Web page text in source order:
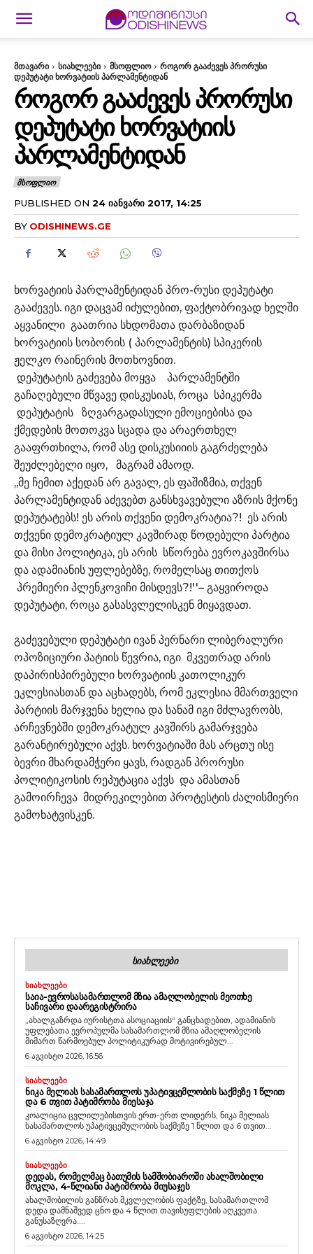
მთავარი სიახლეები მსოფლიო
როგორ გააძევეს პრორუსი
დეპუტატი ხორვატიის პარლამენტიდან
ᲠᲝᲒᲝᲠ ᲒᲐᲐᲫᲔᲕᲔᲡ ᲞᲠᲝᲠᲣᲡᲘ
ᲓᲔᲞᲣᲢᲐᲢᲘ ᲮᲝᲠᲕᲐᲢᲘᲘᲡ
ᲞᲐᲠᲚᲐᲛᲔᲜᲢᲘᲓᲐᲜ
ᲛᲡᲝᲤᲚᲘᲝ
PUBLISHED ON 24 ᲘᲐᲜᲕᲐᲠᲘ 2017, 14:25
BY ODISHINEWS.GE
ხორვატიის პარლამენტიდან პრო-რუსი დეპუტატი
გააძევეს. იგი დაცვამ იძულებით, ფაქტობრივად ხელში
აყვანილი გაათრია სხდომათა დარბაზიდან
ხორვატიის სობორის ( პარლამენტის) სპიკერის
ჟელკო რაინერის მოთხოვნით.
დეპუტატის გაძევება მოყვა პარლამენტში
გაჩაღებული მწვავე დისკუსიას, როცა სპიკერმა
დეპუტატის ზღვარგადასული ემოციებისა და
ქმედების მოთოკვა სცადა და არაერთხელ
გააფრთხილა, რომ ასე დისკუსიიის გაგრძელება
შეუძლებელი იყო, მაგრამ ამაოდ.
,,მე ჩემით აქედან არ გავალ, ეს ფაშიზმია, თქვენ
პარლამენტიდან აძევებთ განსხვავებული აზრის მქონე
დეპუტატებს! ეს არის თქვენი დემოკრატია?! ეს არის
თქვენი დემოკრატიულ კავშირად წოდებული პარტია
და მისი პოლიტიკა, ეს არის სწორება ევროკავშირსა
და ადამიანის უფლებებზე, რომელსაც თითქოს
პრემიერი პლენკოვიჩი მისდევს?!''– გაყვიროდა
დეპუტატი, როცა გასასვლელისკენ მიყავდათ.
გაძევებული დეპუტატი ივან პერნარი ლიბერალური
ოპოზიციური პატიის წევრია, იგი მკვეთრად არის
დაპირისპირებული ხორვატიის კათოლიკურ
ეკლესიასთან და აცხადებს, რომ ეკლესია მმართველი
პარტიის მარჯვენა ხელია და სანამ იგი მძლავრობს,
არჩევნებში დემოკრატულ კავშირს გამარჯვება
გარანტირებული აქვს. ხორვატიაში მას არცთუ ისე
ბევრი მხარდამჭერი ყავს, რადგან პრორუსი
პოლიტიკოსის რეპუტაცია აქვს და ამასთან
გამოირჩევა მიდრეკილებით პროტესტის ძალისმიერი
გამოხატვისკენ.
ᲡᲘᲐᲮᲚᲔᲔᲑᲘ
ᲡᲘᲐᲮᲚᲔᲔᲑᲘ
ᲡᲐᲘᲐ-ᲔᲕᲠᲝᲡᲐᲡᲐᲛᲐᲠᲗᲚᲝᲛ ᲛᲖᲘᲐ ᲐᲛᲐᲦᲚᲝᲑᲔᲚᲘᲡ ᲛᲔᲝᲗᲮᲔ
ᲡᲐᲩᲘᲕᲐᲠᲘ ᲓᲐᲐᲠᲔᲒᲘᲡᲢᲠᲘᲠᲐ
„ახალგაზრდა იურისტთა ასოციაციის“ განცხადებით, ადამიანის
უფლებათა ევროპულმა სასამართლომ მზია ამაღლობელის
მიმართ წარმოებულ პოლიტიკურად მოტივირებულ...
6 აგვისტო 2026, 16:56
ᲡᲘᲐᲮᲚᲔᲔᲑᲘ
ᲜᲘᲙᲐ ᲛᲔᲚᲘᲐᲡ ᲡᲐᲡᲐᲛᲐᲠᲗᲚᲝᲡ ᲣᲞᲐᲢᲘᲕᲪᲔᲛᲚᲝᲑᲘᲡ ᲡᲐᲥᲛᲔᲖᲔ 1 ᲬᲚᲘᲗ
ᲓᲐ 6 ᲗᲕᲘᲗ ᲞᲐᲢᲘᲛᲠᲝᲑᲐ ᲛᲘᲔᲡᲐᲯᲐ
კოალიცია ცვლილებისთვის ერთ-ერთ ლიდერს, ნიკა მელიას
სასამართლოს უპატივცემულობის საქმეზე 1 წლით და 6 თვით...
6 აგვისტო 2026, 14:49
ᲡᲘᲐᲮᲚᲔᲔᲑᲘ
ᲓᲔᲓᲐᲡ, ᲠᲝᲛᲔᲚᲛᲐᲪ ᲑᲐᲗᲣᲛᲘᲡ ᲡᲐᲛᲨᲝᲑᲘᲐᲠᲝᲨᲘ ᲐᲮᲐᲚᲨᲝᲑᲘᲚᲘ
ᲛᲝᲙᲚᲐ, 4-ᲬᲚᲘᲐᲜᲘ ᲞᲐᲢᲘᲛᲠᲝᲑᲐ ᲛᲘᲣᲡᲐᲯᲔᲡ
ახალშობილის განზრახ მკვლელობის ფაქტზე, სასამართლომ
დედა დამნაშვედ ცნო და 4 წლით თავისუფლების აღკვეთა
განუსაზღვრა....
6 აგვისტო 2026, 14:25